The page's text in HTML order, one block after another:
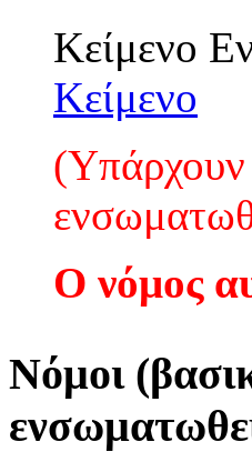
Κείμενο
Κείμενο
(Υπάρχουν
Ο νόμος
Νόμοι